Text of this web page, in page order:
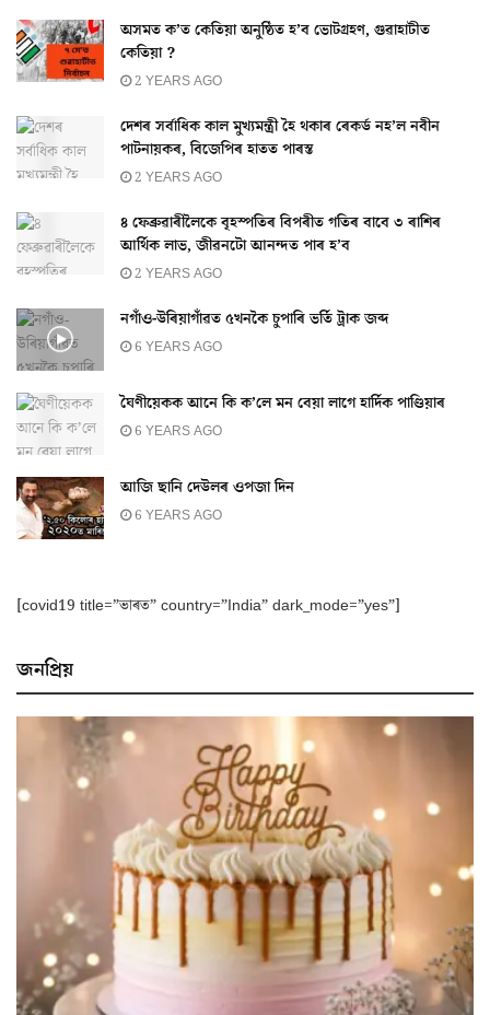
অসমত ক’ত কেতিয়া অনুষ্ঠিত হ’ব ভোটগ্ৰহণ, গুৱাহাটীত
কেতিয়া ?
2 YEARS AGO
দেশৰ সৰ্বাধিক কাল মুখ্যমন্ত্ৰী হৈ থকাৰ ৰেকৰ্ড নহ’ল নবীন
পাটনায়কৰ, বিজেপিৰ হাতত পাৰস্ত
2 YEARS AGO
৪ ফেব্ৰুৱাৰীলৈকে বৃহস্পতিৰ বিপৰীত গতিৰ বাবে ৩ ৰাশিৰ
আৰ্থিক লাভ, জীৱনটো আনন্দত পাৰ হ’ব
2 YEARS AGO
নগাঁও-উৰিয়াগাঁৱত ৫খনকৈ চুপাৰি ভৰ্তি ট্ৰাক জব্দ
6 YEARS AGO
ঘৈণীয়েকক আনে কি ক’লে মন বেয়া লাগে হার্দিক পাণ্ডিয়াৰ
6 YEARS AGO
আজি ছানি দেউলৰ ওপজা দিন
6 YEARS AGO
[covid19 title=”ভাৰত” country=”India” dark_mode=”yes”]
জনপ্ৰিয়